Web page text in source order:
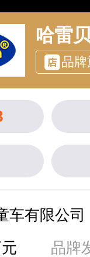
哈雷
品
车有限公司
品牌